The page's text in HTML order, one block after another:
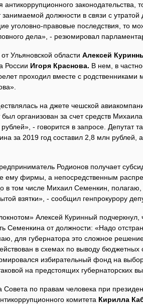
законодательства,
занимаемой должности в связи с
уголовно-правовые последствия, то
дела», - резюмировал
Ульяновской области Алексей
России Игоря Краснова. В нем, в
проходил вместе с родственниками
на джете чешской
организован за счет средств
- говорится в запросе. Депутат
за 2019 год составил 2,8 млн рублей,
Родионов получает
фирмы, а непосредственным
в том числе Михаил Семенкин,
взятки», - сообщил генпрокурору
Алексей Куринный подчеркнул,
Семенкина от должности: «Надо
для губернатора это сложное
в схемах по выводу бюджетных
избирательный фонд на
на предстоящих губернаторских
по правам человека при
комитета Кирилла